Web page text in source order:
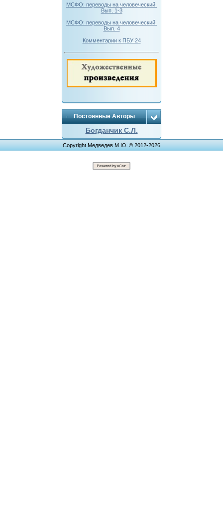
МСФО: переводы на человеческий.
Вып. 1-3
МСФО: переводы на человеческий.
Вып. 4
Комментарии к ПБУ 24
Постоянные Авторы
Богданчик С.Л.
Copyright Медведев М.Ю. © 2012-2026